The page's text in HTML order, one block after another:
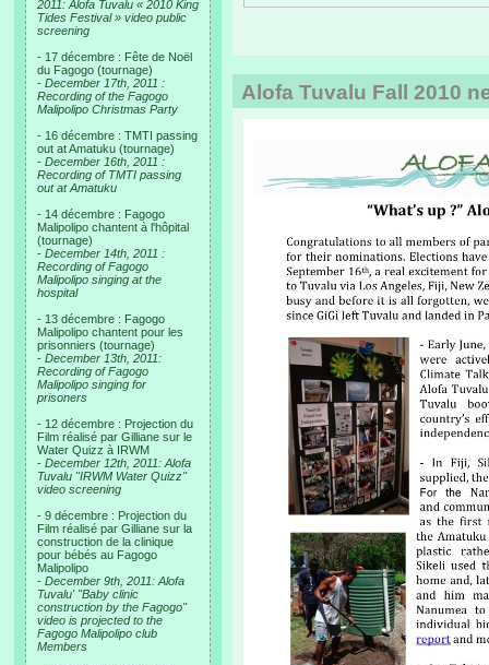
2011: Alofa Tuvalu « 2010 King
Tides Festival » video public
screening
- 17 décembre : Fête de Noël
du Fagogo (tournage)
- December 17th, 2011 :
Recording of the Fagogo
Malipolipo Christmas Party
- 16 décembre : TMTI passing
out at Amatuku (tournage)
- December 16th, 2011 :
Recording of TMTI passing
out at Amatuku
- 14 décembre : Fagogo
Malipolipo chantent à l'hôpital
(tournage)
- December 14th, 2011 :
Recording of Fagogo
Malipolipo singing at the
hospital
- 13 décembre : Fagogo
Malipolipo chantent pour les
prisonniers (tournage)
- December 13th, 2011:
Recording of Fagogo
Malipolipo singing for
prisoners
- 12 décembre : Projection du
Film réalisé par Gilliane sur le
Water Quizz à IRWM
- December 12th, 2011: Alofa
Tuvalu "IRWM Water Quizz"
video screening
- 9 décembre : Projection du
Film réalisé par Gilliane sur la
construction de la clinique
pour bébés au Fagogo
Malipolipo
- December 9th, 2011: Alofa
Tuvalu' "Baby clinic
construction by the Fagogo"
video is projected to the
Fagogo Malipolipo club
Members
Alofa Tuvalu Fall 2010